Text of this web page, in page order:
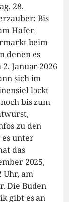
28.
Bis
Hafen
beim
denen es
Januar 2026
sich im
lockt
bis zum
zu den
es unter
das
2025,
Uhr, am
Die Buden
gibt es an